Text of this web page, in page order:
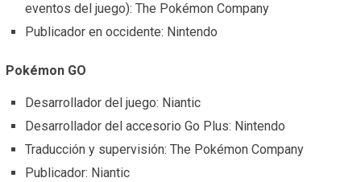
eventos del juego): The Pokémon Company
Publicador en occidente: Nintendo
Pokémon GO
Desarrollador del juego: Niantic
Desarrollador del accesorio Go Plus: Nintendo
Traducción y supervisión: The Pokémon Company
Publicador: Niantic